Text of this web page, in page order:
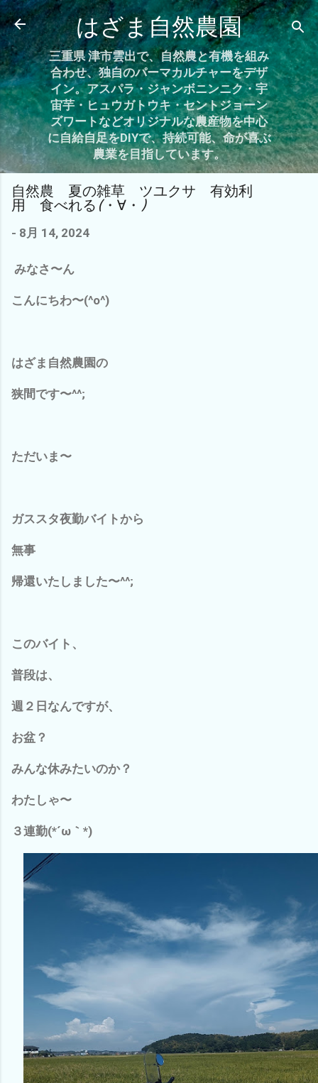
スキップしてメイン コンテンツに移動
はざま自然農園
三重県 津市雲出で、自然農と有機を組み
合わせ、独自のパーマカルチャーをデザ
イン。アスパラ・ジャンボニンニク・宇
宙芋・ヒュウガトウキ・セントジョーン
ズワートなどオリジナルな農産物を中心
に自給自足をDIYで、持続可能、命が喜ぶ
農業を目指しています。
自然農 夏の雑草 ツユクサ 有効利
用 食べれる(・∀・)
- 8月 14, 2024
みなさ〜ん
こんにちわ〜(^o^)
はざま自然農園の
狭間です〜^^;
ただいま〜
ガススタ夜勤バイトから
無事
帰還いたしました〜^^;
このバイト、
普段は、
週２日なんですが、
お盆？
みんな休みたいのか？
わたしゃ〜
３連勤(*´ω｀*)